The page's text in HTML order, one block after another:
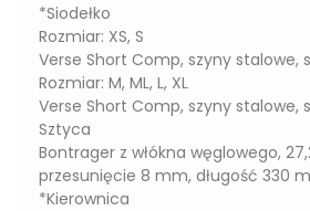
*Siodełko
Rozmiar: XS, S
Verse Short Comp, szyny stalowe,
Rozmiar: M, ML, L, XL
Verse Short Comp, szyny stalowe,
Sztyca
Bontrager z włókna węglowego,
przesunięcie 8 mm, długość 330
*Kierownica